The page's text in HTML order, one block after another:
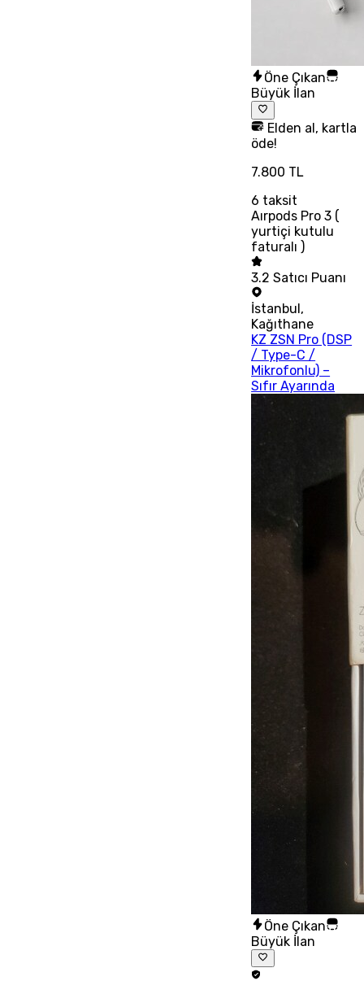
Öne Çıkan
Büyük İlan
Elden al, kartla
öde!
7.800 TL
6 taksit
Aırpods Pro 3 (
yurtiçi kutulu
faturalı )
3.2 Satıcı Puanı
İstanbul,
Kağıthane
KZ ZSN Pro (DSP
/ Type-C /
Mikrofonlu) –
Sıfır Ayarında
Öne Çıkan
Büyük İlan